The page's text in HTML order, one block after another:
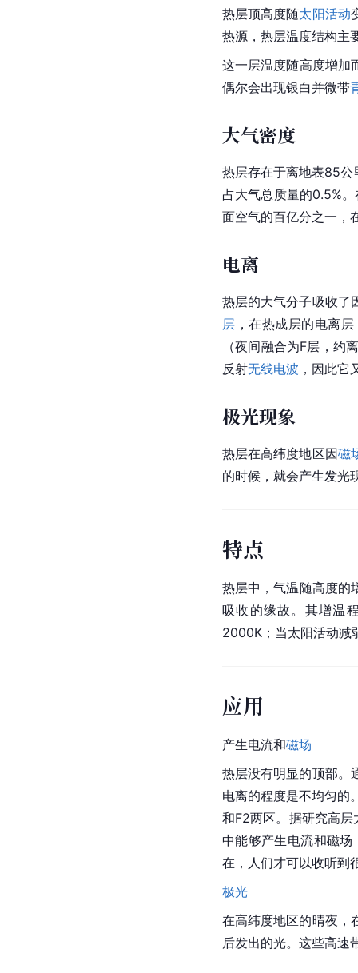
热层顶高度随太阳活动
热源，热层温度结构主
这一层温度随高度增加
偶尔会出现银白并微带
大气密度
热层存在于离地表85公
占大气总质量的0.5%
面空气的百亿分之一，
电离
热层的大气分子吸收了
层 ，在热成层的电离
（夜间融合为F层，
反射无线电波 ，因此
极光现象
热层在高纬度地区因磁
的时候，就会产生发光
特点
热层中，气温随高度的
吸收的缘故。其增温
2000K；当太阳活动减
应用
产生电流和磁场
热层没有明显的顶部。
电离的程度是不均匀
和F2两区。据研究高
中能够产生电流和磁场
在，人们才可以收听到
极光
在高纬度地区的晴夜，
后发出的光。这些高速